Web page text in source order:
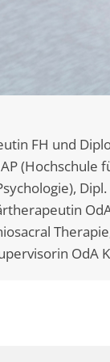
FH und
(Hochschule
Dipl.
OdA